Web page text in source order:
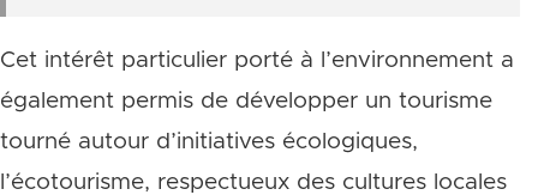
Cet intérêt particulier porté à l’environnement a
également permis de développer un tourisme
tourné autour d’initiatives écologiques,
l’écotourisme, respectueux des cultures locales